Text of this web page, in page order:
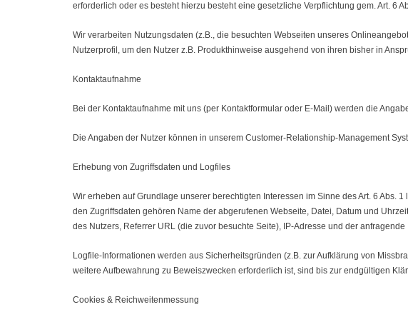
erforderlich oder es besteht hierzu besteht eine gesetzliche Verpflichtung gem. Art. 6
Wir verarbeiten Nutzungsdaten (z.B., die besuchten Webseiten unseres
Nutzerprofil, um den Nutzer z.B. Produkthinweise ausgehend von ihren bisher in
Kontaktaufnahme
Bei der Kontaktaufnahme mit uns (per Kontaktformular oder E-Mail) werden die
Die Angaben der Nutzer können in unserem Customer-Relationship-Management
Erhebung von Zugriffsdaten und Logfiles
Wir erheben auf Grundlage unserer berechtigten Interessen im Sinne des Art. 6 Abs.
den Zugriffsdaten gehören Name der abgerufenen Webseite, Datei, Datum und
des Nutzers, Referrer URL (die zuvor besuchte Seite), IP-Adresse und der anfragende
Logfile-Informationen werden aus Sicherheitsgründen (z.B. zur Aufklärung von
weitere Aufbewahrung zu Beweiszwecken erforderlich ist, sind bis zur endgültigen
Cookies & Reichweitenmessung